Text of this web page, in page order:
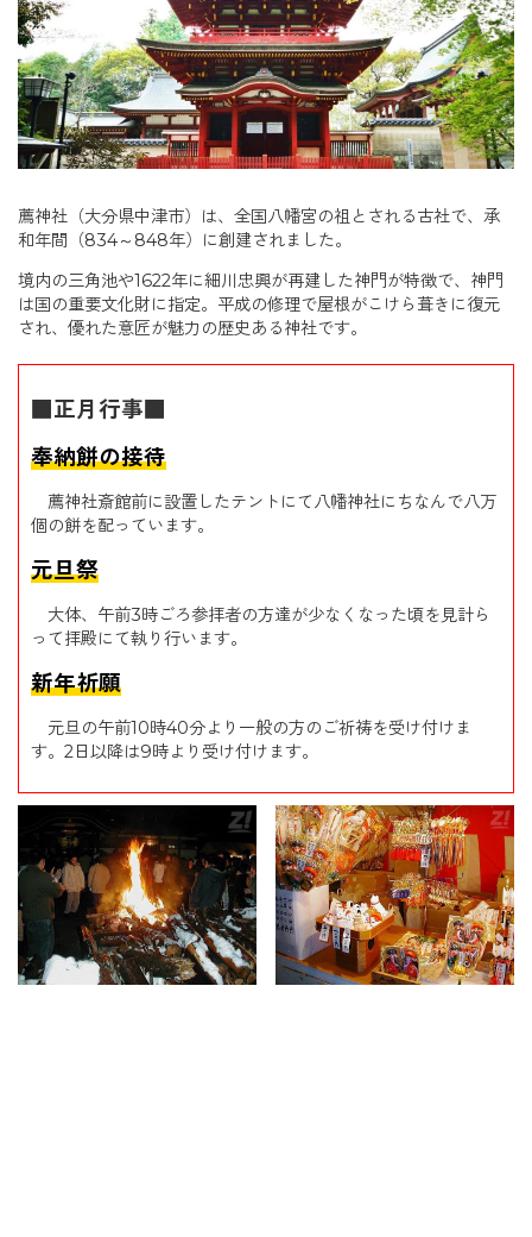
■築上町 初詣スポット情報
綱敷天満宮（つなしき天満宮）
薦神社（大分県中津市）は、全国八幡宮の祖とされる古社で、承
和年間（834～848年）に創建されました。
境内の三角池や1622年に細川忠興が再建した神門が特徴で、神門
は国の重要文化財に指定。平成の修理で屋根がこけら葺きに復元
され、優れた意匠が魅力の歴史ある神社です。
■正月行事■
奉納餅の接待
薦神社斎館前に設置したテントにて八幡神社にちなんで八万
個の餅を配っています。
元旦祭
大体、午前3時ごろ参拝者の方達が少なくなった頃を見計ら
って拝殿にて執り行います。
新年祈願
元旦の午前10時40分より一般の方のご祈祷を受け付けま
す。 2日以降は9時より受け付けます。